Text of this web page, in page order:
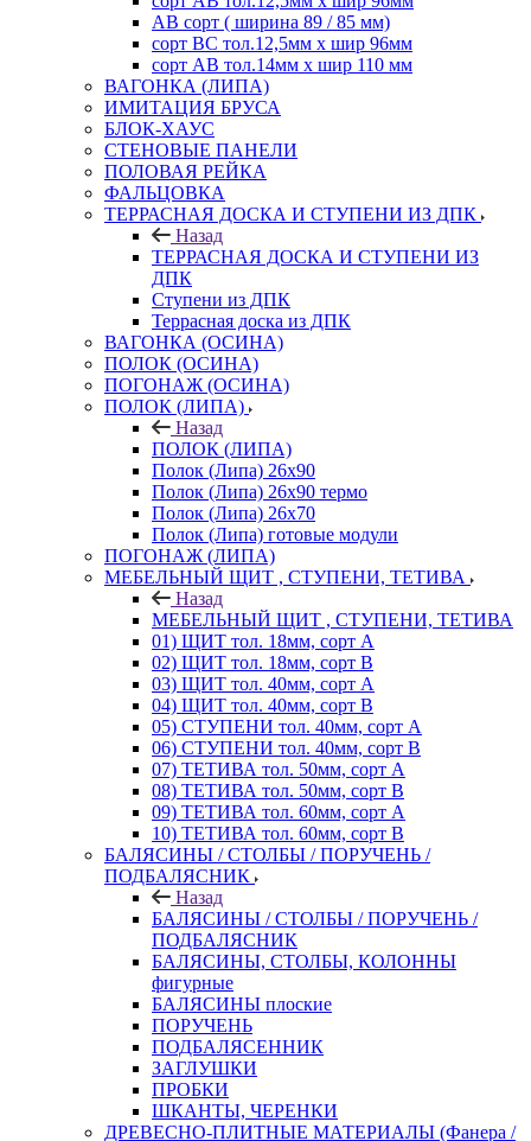
АВ сорт ( ширина 89 / 85 мм)
сорт ВС тол.12,5мм х шир 96мм
сорт АВ тол.14мм х шир 110 мм
ВАГОНКА (ЛИПА)
ИМИТАЦИЯ БРУСА
БЛОК-ХАУС
СТЕНОВЫЕ ПАНЕЛИ
ПОЛОВАЯ РЕЙКА
ФАЛЬЦОВКА
ТЕРРАСНАЯ ДОСКА И СТУПЕНИ ИЗ ДПК
Назад
ТЕРРАСНАЯ ДОСКА И СТУПЕНИ ИЗ
ДПК
Ступени из ДПК
Террасная доска из ДПК
ВАГОНКА (ОСИНА)
ПОЛОК (ОСИНА)
ПОГОНАЖ (ОСИНА)
ПОЛОК (ЛИПА)
Назад
ПОЛОК (ЛИПА)
Полок (Липа) 26х90
Полок (Липа) 26х90 термо
Полок (Липа) 26х70
Полок (Липа) готовые модули
ПОГОНАЖ (ЛИПА)
МЕБЕЛЬНЫЙ ЩИТ , СТУПЕНИ, ТЕТИВА
Назад
МЕБЕЛЬНЫЙ ЩИТ , СТУПЕНИ, ТЕТИВА
01) ЩИТ тол. 18мм, сорт А
02) ЩИТ тол. 18мм, сорт В
03) ЩИТ тол. 40мм, сорт А
04) ЩИТ тол. 40мм, сорт В
05) СТУПЕНИ тол. 40мм, сорт А
06) СТУПЕНИ тол. 40мм, сорт В
07) ТЕТИВА тол. 50мм, сорт А
08) ТЕТИВА тол. 50мм, сорт В
09) ТЕТИВА тол. 60мм, сорт А
10) ТЕТИВА тол. 60мм, сорт В
БАЛЯСИНЫ / СТОЛБЫ / ПОРУЧЕНЬ /
ПОДБАЛЯСНИК
Назад
БАЛЯСИНЫ / СТОЛБЫ / ПОРУЧЕНЬ /
ПОДБАЛЯСНИК
БАЛЯСИНЫ, СТОЛБЫ, КОЛОННЫ
фигурные
БАЛЯСИНЫ плоские
ПОРУЧЕНЬ
ПОДБАЛЯСЕННИК
ЗАГЛУШКИ
ПРОБКИ
ШКАНТЫ, ЧЕРЕНКИ
ДРЕВЕСНО-ПЛИТНЫЕ МАТЕРИАЛЫ (Фанера /